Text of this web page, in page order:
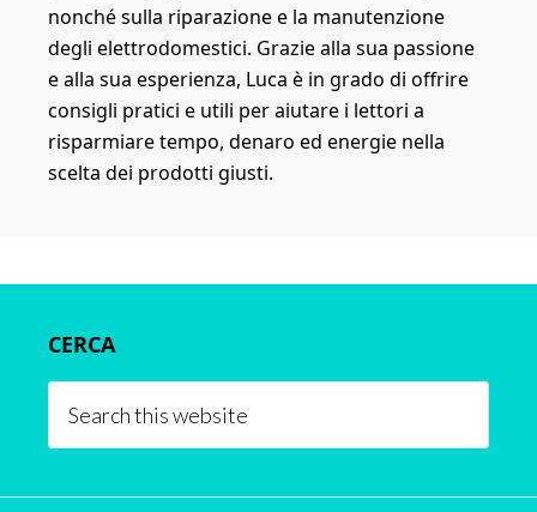
nonché sulla riparazione e la manutenzione
degli elettrodomestici. Grazie alla sua passione
e alla sua esperienza, Luca è in grado di offrire
consigli pratici e utili per aiutare i lettori a
risparmiare tempo, denaro ed energie nella
scelta dei prodotti giusti.
Sidebar
CERCA
this